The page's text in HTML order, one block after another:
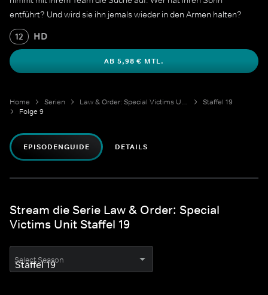
entführt? Und wird sie ihn jemals wieder in den Armen halten?
12 HD
AB 5,98 € MTL.
Home Serien Law & Order: Special Victims Unit
Staffel 19
Folge 9
EPISODENGUIDE DETAILS
Stream die Serie Law & Order: Special
Victims Unit Staffel 19
Select Season